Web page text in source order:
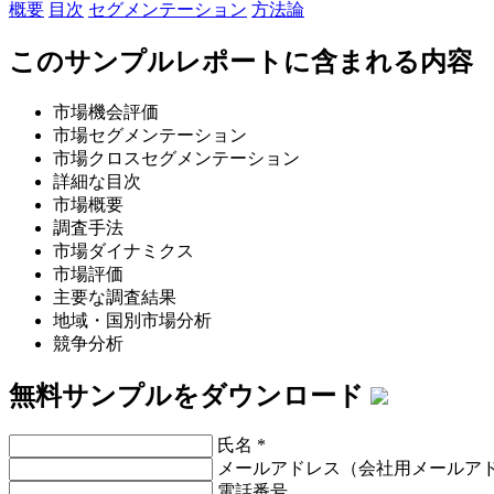
概要 目次 セグメンテーション 方法論
このサンプルレポートに含まれる内容
市場機会評価
市場セグメンテーション
市場クロスセグメンテーション
詳細な目次
市場概要
調査手法
市場ダイナミクス
市場評価
主要な調査結果
地域・国別市場分析
競争分析
無料サンプルをダウンロード
氏名 *
メールアドレス（会社用メールア